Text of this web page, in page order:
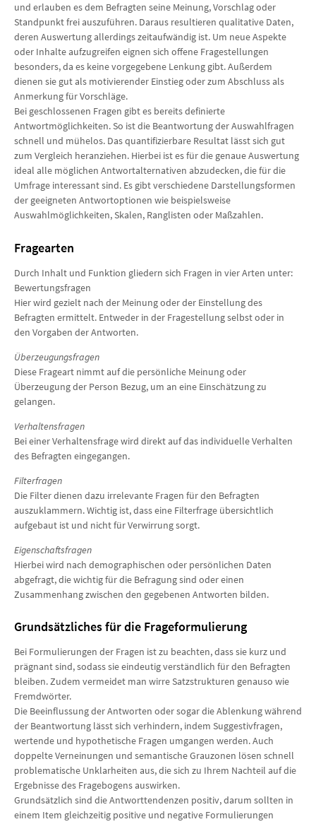
und erlauben es dem Befragten seine Meinung, Vorschlag oder
Standpunkt frei auszuführen. Daraus resultieren qualitative Daten,
deren Auswertung allerdings zeitaufwändig ist. Um neue Aspekte
oder Inhalte aufzugreifen eignen sich offene Fragestellungen
besonders, da es keine vorgegebene Lenkung gibt. Außerdem
dienen sie gut als motivierender Einstieg oder zum Abschluss als
Anmerkung für Vorschläge.
Bei geschlossenen Fragen gibt es bereits definierte
Antwortmöglichkeiten. So ist die Beantwortung der Auswahlfragen
schnell und mühelos. Das quantifizierbare Resultat lässt sich gut
zum Vergleich heranziehen. Hierbei ist es für die genaue Auswertung
ideal alle möglichen Antwortalternativen abzudecken, die für die
Umfrage interessant sind. Es gibt verschiedene Darstellungsformen
der geeigneten Antwortoptionen wie beispielsweise
Auswahlmöglichkeiten, Skalen, Ranglisten oder Maßzahlen.
Fragearten
Durch Inhalt und Funktion gliedern sich Fragen in vier Arten unter:
Bewertungsfragen
Hier wird gezielt nach der Meinung oder der Einstellung des
Befragten ermittelt. Entweder in der Fragestellung selbst oder in
den Vorgaben der Antworten.
Überzeugungsfragen
Diese Frageart nimmt auf die persönliche Meinung oder
Überzeugung der Person Bezug, um an eine Einschätzung zu
gelangen.
Verhaltensfragen
Bei einer Verhaltensfrage wird direkt auf das individuelle Verhalten
des Befragten eingegangen.
Filterfragen
Die Filter dienen dazu irrelevante Fragen für den Befragten
auszuklammern. Wichtig ist, dass eine Filterfrage übersichtlich
aufgebaut ist und nicht für Verwirrung sorgt.
Eigenschaftsfragen
Hierbei wird nach demographischen oder persönlichen Daten
abgefragt, die wichtig für die Befragung sind oder einen
Zusammenhang zwischen den gegebenen Antworten bilden.
Grundsätzliches für die Frageformulierung
Bei Formulierungen der Fragen ist zu beachten, dass sie kurz und
prägnant sind, sodass sie eindeutig verständlich für den Befragten
bleiben. Zudem vermeidet man wirre Satzstrukturen genauso wie
Fremdwörter.
Die Beeinflussung der Antworten oder sogar die Ablenkung während
der Beantwortung lässt sich verhindern, indem Suggestivfragen,
wertende und hypothetische Fragen umgangen werden. Auch
doppelte Verneinungen und semantische Grauzonen lösen schnell
problematische Unklarheiten aus, die sich zu Ihrem Nachteil auf die
Ergebnisse des Fragebogens auswirken.
Grundsätzlich sind die Antworttendenzen positiv, darum sollten in
einem Item gleichzeitig positive und negative Formulierungen